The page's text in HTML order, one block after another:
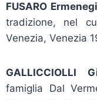
FUSARO
tradizione, nel
Venezia, Venezia
GALLICCIOLLI
famiglia Dal